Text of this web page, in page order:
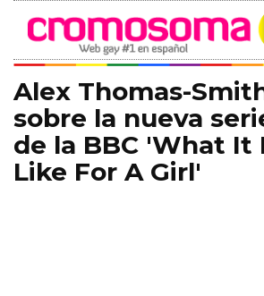
Alex Thomas-
sobre la nueva
de la BBC 'What It
Like For A Girl'